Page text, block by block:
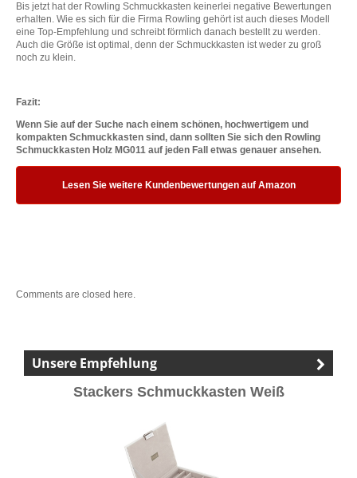
Bis jetzt hat der Rowling Schmuckkasten keinerlei negative Bewertungen
erhalten. Wie es sich für die Firma Rowling gehört ist auch dieses Modell
eine Top-Empfehlung und schreibt förmlich danach bestellt zu werden.
Auch die Größe ist optimal, denn der Schmuckkasten ist weder zu groß
noch zu klein.
Fazit:
Wenn Sie auf der Suche nach einem schönen, hochwertigem und
kompakten Schmuckkasten sind, dann sollten Sie sich den Rowling
Schmuckkasten Holz MG011 auf jeden Fall etwas genauer ansehen.
Lesen Sie weitere Kundenbewertungen auf Amazon
Comments are closed here.
Unsere Empfehlung
Stackers Schmuckkasten Weiß